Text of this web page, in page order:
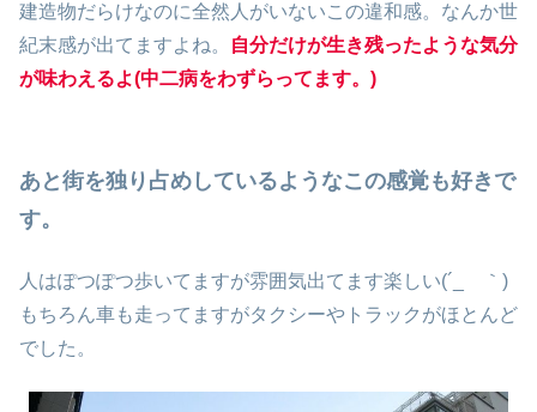
建造物だらけなのに全然人がいないこの違和感。なんか世
紀末感が出てますよね。
自分だけが生き残ったような気分
が味わえるよ(中二病をわずらってます。)
あと街を独り占めしているようなこの感覚も好きで
す。
人はぽつぽつ歩いてますが雰囲気出てます楽しい(´_ゝ｀)
もちろん車も走ってますがタクシーやトラックがほとんど
でした。